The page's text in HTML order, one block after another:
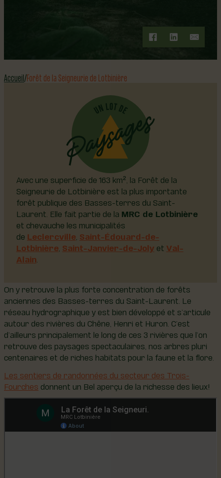
BASSES-TERRES DU SAINT-LAURENT
Accueil Forêt de la Seigneurie de Lotbinière
Avec une superficie de 163 km², la Forêt de la
Seigneurie de Lotbinière est la plus importante
forêt publique des Basses-terres du Saint-
Laurent. Elle fait partie de la MRC de Lotbinière
et chevauche les municipalités
de Leclercville Saint-Édouard-de-
Lotbinière Saint-Janvier-de-Joly et Val-
Alain
On y retrouve la plus forte concentration de forêts
anciennes des Basses-terres du Saint-Laurent. Le
réseau hydrographique y est bien développé et s’articule
autour des rivières du Chêne, Henri et Huron. C’est
d’ailleurs principalement le long de ces 3 rivières que l’on
retrouve des paysages spectaculaires, nos arbres pluri
centenaires et de riches habitats pour la faune et la flore.
Les sentiers de randonnées du secteur des Trois-
Fourches donnent un Bel aperçu de la richesse des lieux!